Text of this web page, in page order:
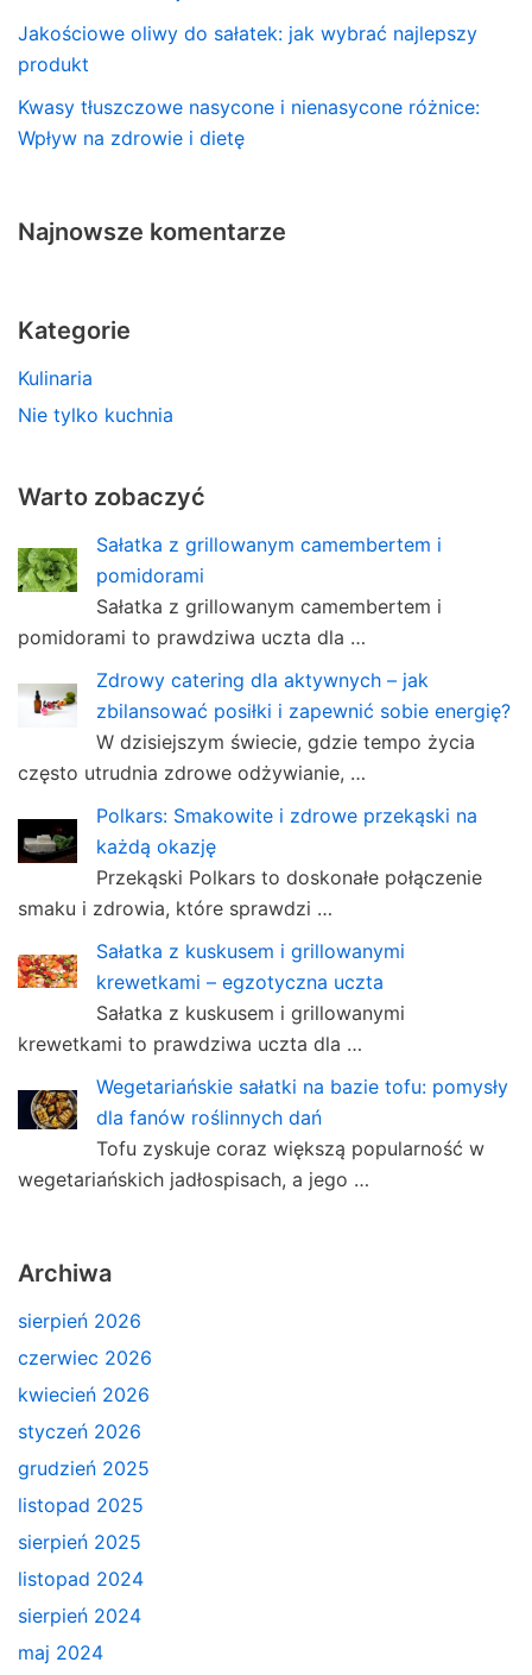
Jakościowe oliwy do sałatek: jak wybrać najlepszy
produkt
Kwasy tłuszczowe nasycone i nienasycone różnice:
Wpływ na zdrowie i dietę
Najnowsze komentarze
Kategorie
Kulinaria
Nie tylko kuchnia
Warto zobaczyć
Sałatka z grillowanym camembertem i
pomidorami
Sałatka z grillowanym camembertem i
pomidorami to prawdziwa uczta dla …
Zdrowy catering dla aktywnych – jak
zbilansować posiłki i zapewnić sobie energię?
W dzisiejszym świecie, gdzie tempo życia
często utrudnia zdrowe odżywianie, …
Polkars: Smakowite i zdrowe przekąski na
każdą okazję
Przekąski Polkars to doskonałe połączenie
smaku i zdrowia, które sprawdzi …
Sałatka z kuskusem i grillowanymi
krewetkami – egzotyczna uczta
Sałatka z kuskusem i grillowanymi
krewetkami to prawdziwa uczta dla …
Wegetariańskie sałatki na bazie tofu: pomysły
dla fanów roślinnych dań
Tofu zyskuje coraz większą popularność w
wegetariańskich jadłospisach, a jego …
Archiwa
sierpień 2026
czerwiec 2026
kwiecień 2026
styczeń 2026
grudzień 2025
listopad 2025
sierpień 2025
listopad 2024
sierpień 2024
maj 2024